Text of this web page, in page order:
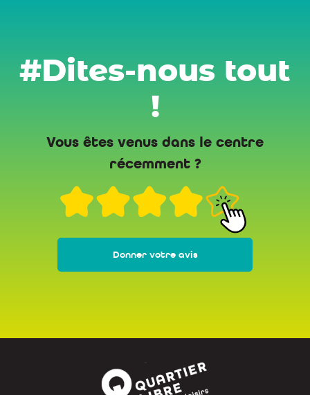
#Dites-nous tout
!
Vous êtes venus dans le centre
récemment ?
Donner votre avis